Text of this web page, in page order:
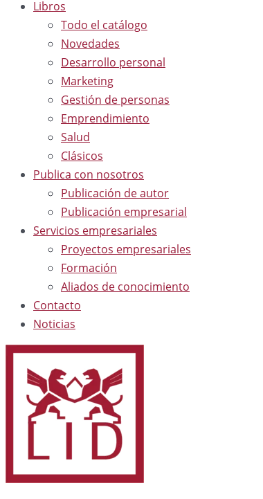
Libros
Todo el catálogo
Novedades
Desarrollo personal
Marketing
Gestión de personas
Emprendimiento
Salud
Clásicos
Publica con nosotros
Publicación de autor
Publicación empresarial
Servicios empresariales
Proyectos empresariales
Formación
Aliados de conocimiento
Contacto
Noticias